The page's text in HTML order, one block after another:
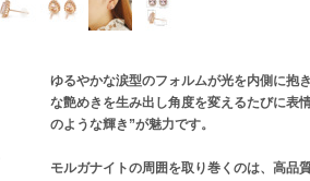
ゆるやかな涙型のフォルムが光を内側に抱
な艶めきを生み出し角度を変えるたびに表
のような輝き”が魅力です。
モルガナイトの周囲を取り巻くのは、高品